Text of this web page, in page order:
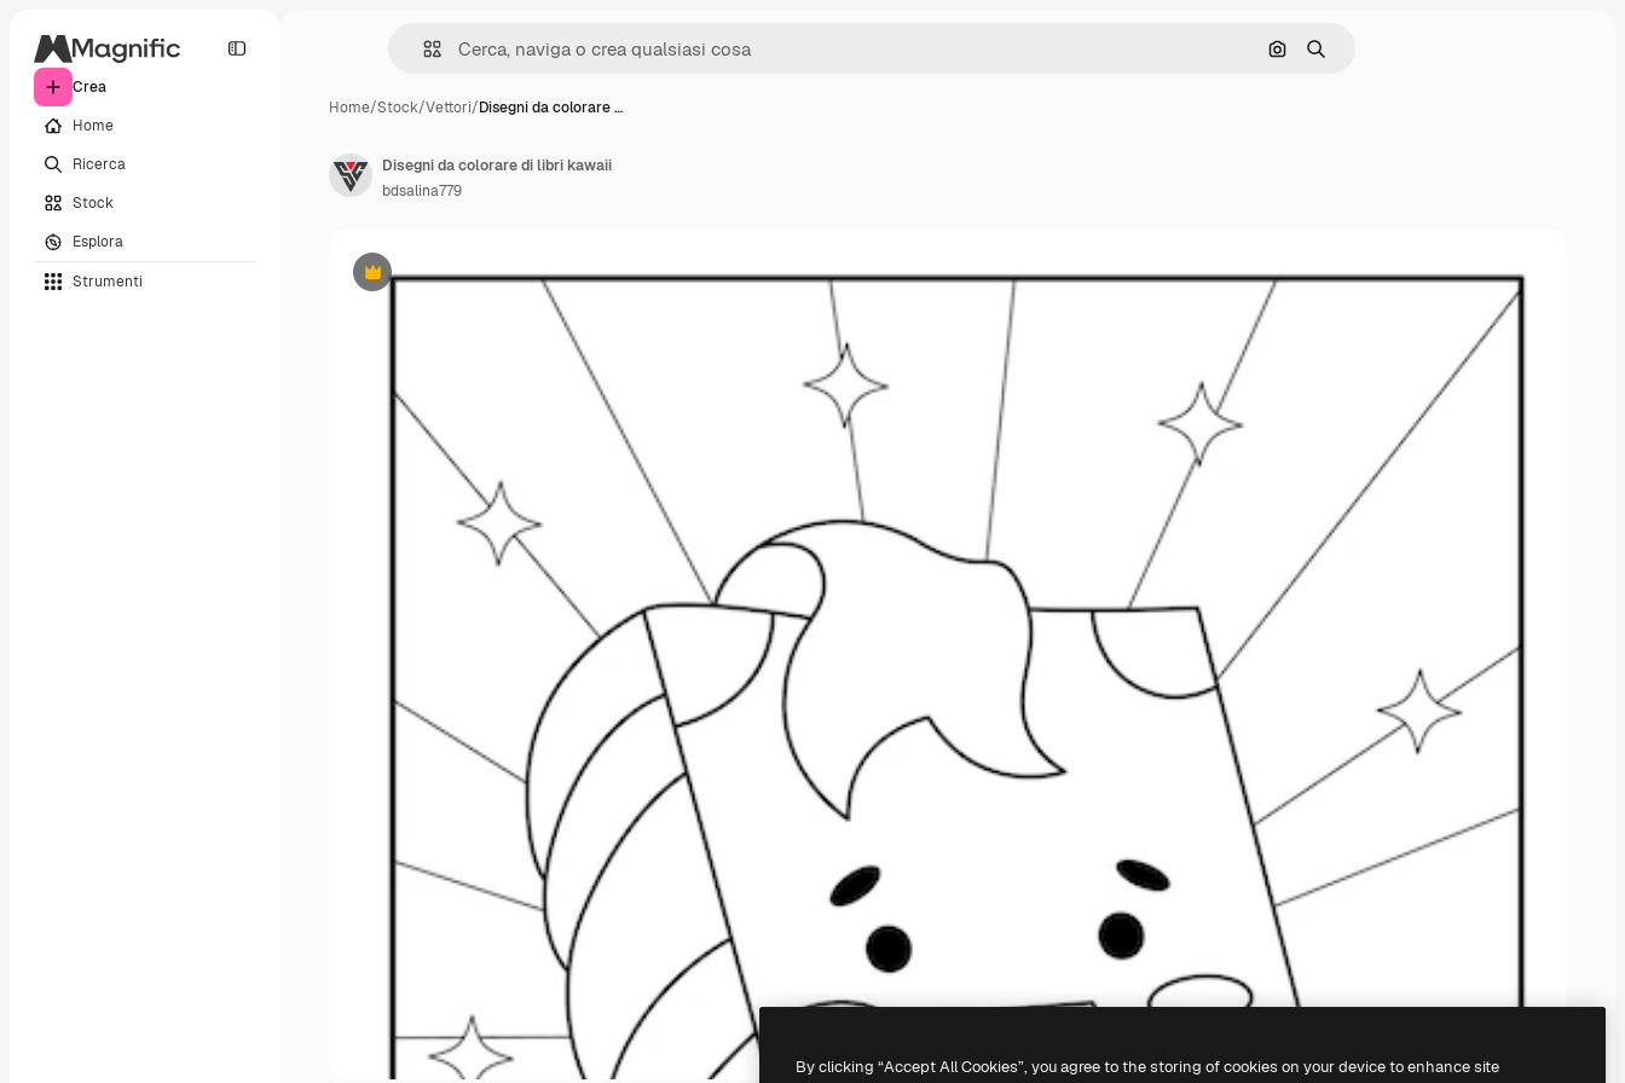
Crea
Home
Ricerca
Stock
Esplora
Strumenti
Cerca per immagine
Ricerca
Home/Stock/Vettori/Disegni da colorare …
Premium
Disegni da colorare di libri kawaii
bdsalina779
By clicking “Accept All Cookies”, you agree to the storing of cookies on your device to enhance site